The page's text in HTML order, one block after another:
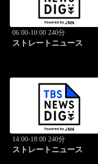
06:00-10:00 240分
ストレートニュース
14:00-18:00 240分
ストレートニュース